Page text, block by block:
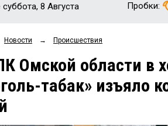
8 Августа Пробки:
Новости → Происшествия
Омской области в
табак» изъяло